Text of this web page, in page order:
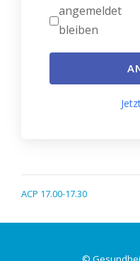
angemeldet
bleiben
ACP 17.00-17.30